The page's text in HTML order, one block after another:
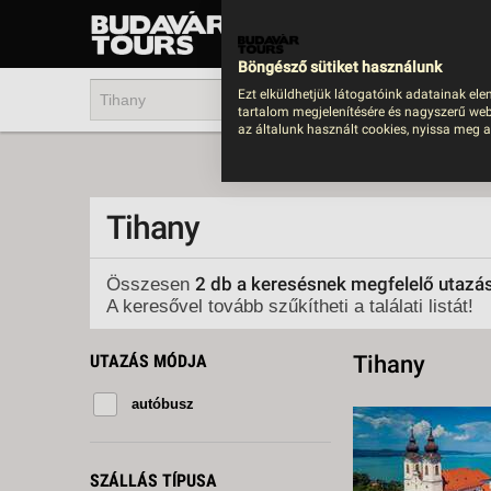
UTAZÁS
Tihany
Összesen 2 db a keresésnek megfelelő
A keresővel tovább szűkítheti a találati listát!
UTAZÁS MÓDJA
autóbusz
SZÁLLÁS TÍPUSA
Tihany
Böngésző sütiket használunk
Ezt elküldhetjük látogatóink adatainak
tartalom megjelenítésére és nagyszerű
az általunk használt cookies, nyissa meg